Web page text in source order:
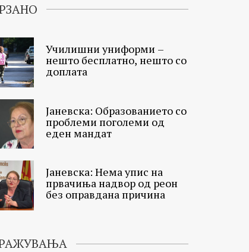
Училишни униформи –
нешто бесплатно, нешто со
доплата
Јаневска: Образованието со
проблеми поголеми од
еден мандат
Јаневска: Нема упис на
првачиња надвор од реон
без оправдана причина